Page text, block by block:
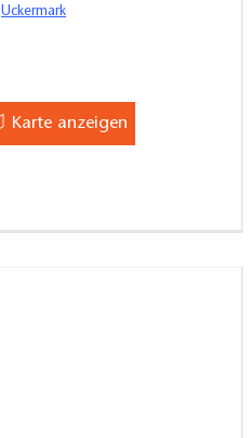
Uckermark
Karte anzeigen